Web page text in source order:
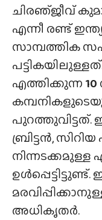
ചിരഞ്‌ജീവ്
എന്നീ രണ്ട്
സാമ്പത്തിക
എത്തിക്കുന്ന 10
പുറത്തുവിട്ടത്.
ബ്രിട്ടൻ,
നിന്നടക്കമുള്ള
അധികൃതർ.